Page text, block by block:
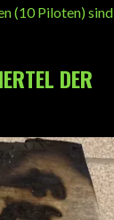
(10 Piloten) sind
DER